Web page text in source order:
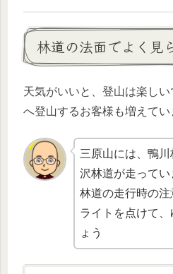
林道の法面でよく見
天気がいいと、登山は楽し
へ登山するお客様も増えてい
三原山には、鴨
沢林道が走ってい
林道の走行時の
ライトを点けて
ょう